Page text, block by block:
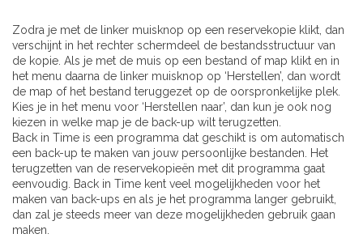
Zodra je met de linker muisknop op een reservekopie klikt, dan
verschijnt in het rechter schermdeel de bestandsstructuur van
de kopie. Als je met de muis op een bestand of map klikt en in
het menu daarna de linker muisknop op ‘Herstellen’, dan wordt
de map of het bestand teruggezet op de oorspronkelijke plek.
Kies je in het menu voor ‘Herstellen naar’, dan kun je ook nog
kiezen in welke map je de back-up wilt terugzetten.
Back in Time is een programma dat geschikt is om automatisch
een back-up te maken van jouw persoonlijke bestanden. Het
terugzetten van de reservekopieën met dit programma gaat
eenvoudig. Back in Time kent veel mogelijkheden voor het
maken van back-ups en als je het programma langer gebruikt,
dan zal je steeds meer van deze mogelijkheden gebruik gaan
maken.